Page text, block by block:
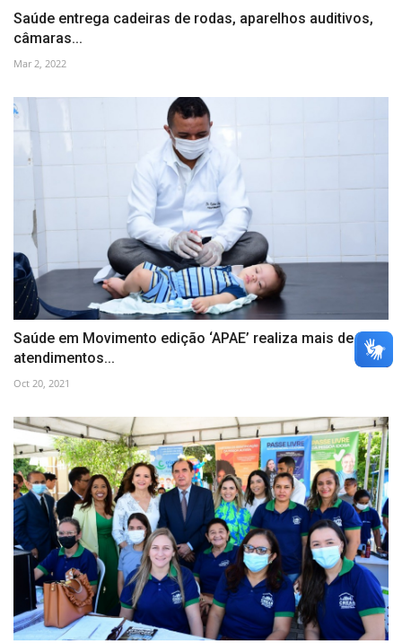
Saúde entrega cadeiras de rodas, aparelhos auditivos,
câmaras...
Mar 2, 2022
Saúde em Movimento edição ‘APAE’ realiza mais de 220
atendimentos...
Oct 20, 2021